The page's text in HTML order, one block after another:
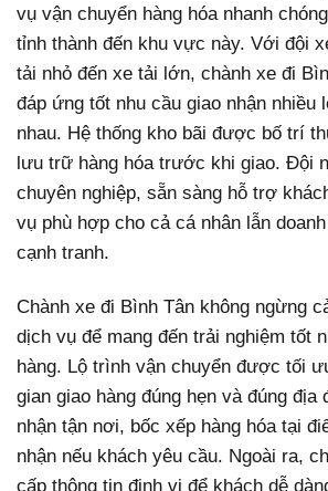
vụ vận chuyển hàng hóa nhanh
tỉnh thành đến khu vực này. Với đội
tải nhỏ đến xe tải lớn, chành xe đi
đáp ứng tốt nhu cầu giao nhận nhiều
nhau. Hệ thống kho bãi được bố trí
lưu trữ hàng hóa trước khi giao. Đội
chuyên nghiệp, sẵn sàng hỗ trợ
vụ phù hợp cho cả cá nhân lẫn
cạnh tranh.
Chành xe đi Bình Tân không ngừng
dịch vụ để mang đến trải nghiệm tốt
hàng. Lộ trình vận chuyển được tối
gian giao hàng đúng hẹn và đúng địa
nhận tận nơi, bốc xếp hàng hóa tại
nhận nếu khách yêu cầu. Ngoài ra,
cấp thông tin định vị để khách dễ